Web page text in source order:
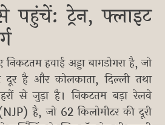
पहुंचें: ट्रेन, फ्लाइट
हवाई अड्डा बागडोगरा है, जो
दूर है और कोलकाता, दिल्ली तथा
से जुड़ा है। निकटतम बड़ा रेलवे
है, जो 62 किलोमीटर की दूरी